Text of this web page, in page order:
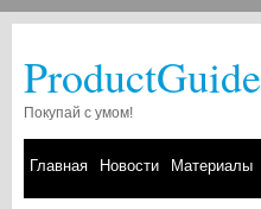
ProductGuide
Покупай с умом!
Главная Новости Материалы